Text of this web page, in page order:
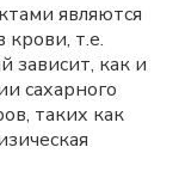
являются
т.е.
зависит, как и
сахарного
таких как